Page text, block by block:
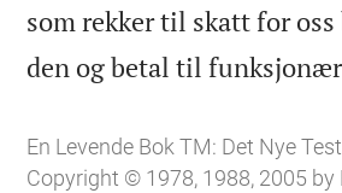
som rekker til skatt for oss
den og betal til
En Levende Bok TM: Det Nye
Copyright © 1978, 1988, 2005 by